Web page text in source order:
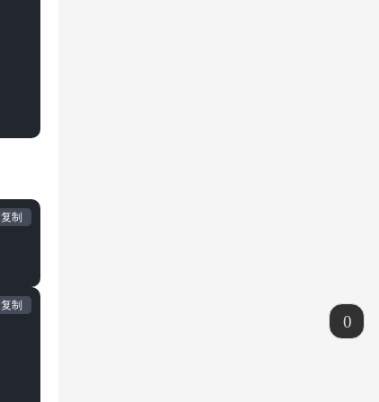
复制
复制
0